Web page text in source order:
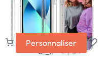
Personnaliser